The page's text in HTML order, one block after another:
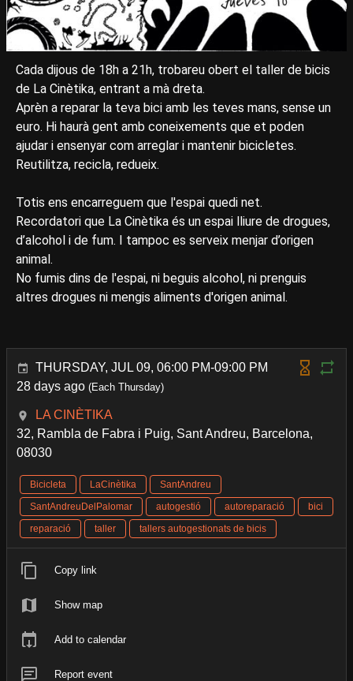
Cada dijous de 18h a 21h, trobareu obert el taller de bicis
de La Cinètika, entrant a mà dreta.
Aprèn a reparar la teva bici amb les teves mans, sense un
euro. Hi haurà gent amb coneixements que et poden
ajudar i ensenyar com arreglar i mantenir bicicletes.
Reutilitza, recicla, redueix.
Totis ens encarreguem que l'espai quedi net.
Recordatori que La Cinètika és un espai lliure de drogues,
d’alcohol i de fum. I tampoc es serveix menjar d’origen
animal.
No fumis dins de l'espai, ni beguis alcohol, ni prenguis
altres drogues ni mengis aliments d'origen animal.
THURSDAY, JUL 09, 06:00 PM-09:00 PM
28 days ago (Each Thursday)
LA CINÈTIKA
32, Rambla de Fabra i Puig, Sant Andreu, Barcelona,
08030
Bicicleta LaCinètika
SantAndreu
SantAndreuDelPalomar
autogestió autoreparació
bici
reparació
taller tallers autogestionats de bicis
Copy link
Show map
Add to calendar
Report event